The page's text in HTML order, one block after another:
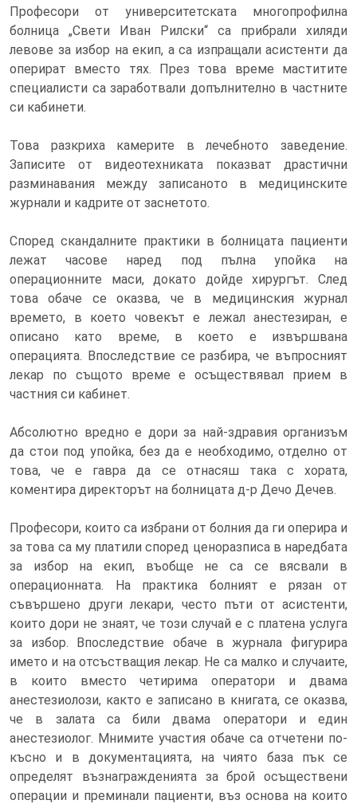
Професори от университетската многопрофилна
болница „Свети Иван Рилски“ са прибрали хиляди
левове за избор на екип, а са изпращали асистенти да
оперират вместо тях. През това време маститите
специалисти са заработвали допълнително в частните
си кабинети.
Това разкриха камерите в лечебното заведение.
Записите от видеотехниката показват драстични
разминавания между записаното в медицинските
журнали и кадрите от заснетото.
Според скандалните практики в болницата пациенти
лежат часове наред под пълна упойка на
операционните маси, докато дойде хирургът. След
това обаче се оказва, че в медицинския журнал
времето, в което човекът е лежал анестезиран, е
описано като време, в което е извършвана
операцията. Впоследствие се разбира, че въпросният
лекар по същото време е осъществявал прием в
частния си кабинет.
Абсолютно вредно е дори за най-здравия организъм
да стои под упойка, без да е необходимо, отделно от
това, че е гавра да се отнасяш така с хората,
коментира директорът на болницата д-р Дечо Дечев.
Професори, които са избрани от болния да ги оперира и
за това са му платили според ценоразписа в наредбата
за избор на екип, въобще не са се вясвали в
операционната. На практика болният е рязан от
съвършено други лекари, често пъти от асистенти,
които дори не знаят, че този случай е с платена услуга
за избор. Впоследствие обаче в журнала фигурира
името и на отсъстващия лекар. Не са малко и случаите,
в които вместо четирима оператори и двама
анестезиолози, както е записано в книгата, се оказва,
че в залата са били двама оператори и един
анестезиолог. Мнимите участия обаче са отчетени по-
късно и в документацията, на чиято база пък се
определят възнагражденията за брой осъществени
операции и преминали пациенти, въз основа на които